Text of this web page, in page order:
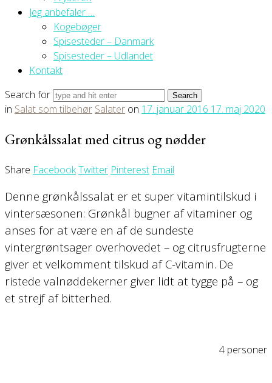
Jeg anbefaler …
Kogebøger
Spisesteder – Danmark
Spisesteder – Udlandet
Kontakt
Search for
in Salat som tilbehør Salater on 17. januar 2016 17. maj 2020
Grønkålssalat med citrus og nødder
Share FacebookTwitter Pinterest Email
Denne grønkålssalat er et super vitamintilskud i
vintersæsonen: Grønkål bugner af vitaminer og
anses for at være en af de sundeste
vintergrøntsager overhovedet – og citrusfrugterne
giver et velkomment tilskud af C-vitamin. De
ristede valnøddekerner giver lidt at tygge på – og
et strejf af bitterhed.
4 personer